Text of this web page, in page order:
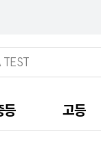
등 고등